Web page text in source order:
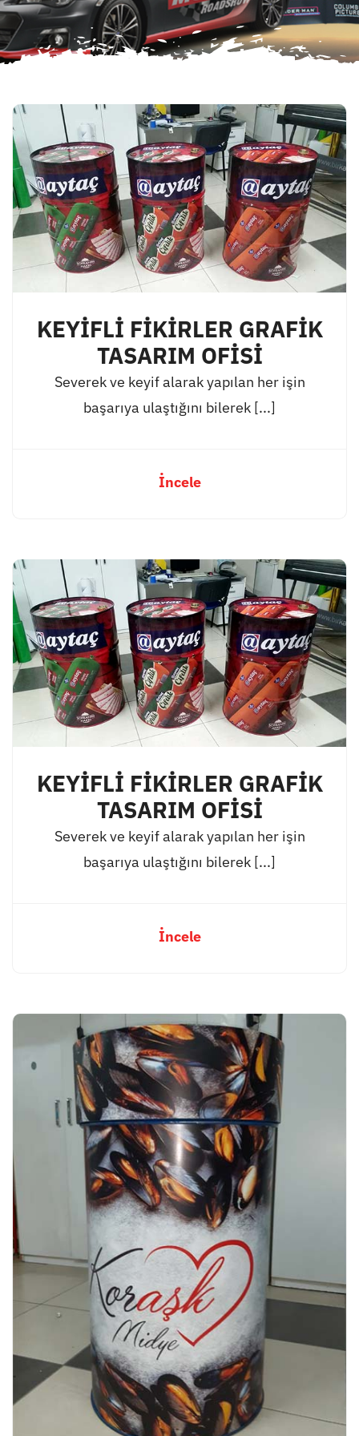
KEYİFLİ FİKİRLER GRAFİK
TASARIM OFİSİ
Severek ve keyif alarak yapılan her işin
başarıya ulaştığını bilerek [...]
İncele
KEYİFLİ FİKİRLER GRAFİK
TASARIM OFİSİ
Severek ve keyif alarak yapılan her işin
başarıya ulaştığını bilerek [...]
İncele